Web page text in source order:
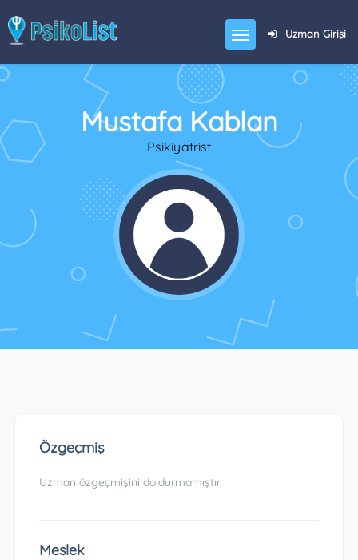
Uzman Girişi
Mustafa Kablan
Psikiyatrist
Özgeçmiş
Uzman özgeçmişini doldurmamıştır.
Meslek